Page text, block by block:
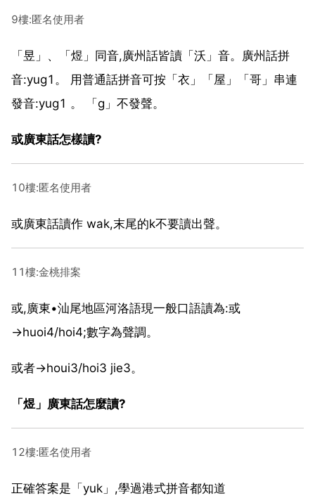
9樓:匿名使用者
「昱」、「煜」同音,廣州話皆讀「沃」音。廣州話拼
音:yug1。 用普通話拼音可按「衣」「屋」「哥」串連
發音:yug1 。 「g」不發聲。
或廣東話怎樣讀?
10樓:匿名使用者
或廣東話讀作 wak,末尾的k不要讀出聲。
11樓:金桃排案
或,廣東•汕尾地區河洛語現一般口語讀為:或
→huoi4/hoi4;數字為聲調。
或者→houi3/hoi3 jie3。
「煜」廣東話怎麼讀?
12樓:匿名使用者
正確答案是「yuk」,學過港式拼音都知道